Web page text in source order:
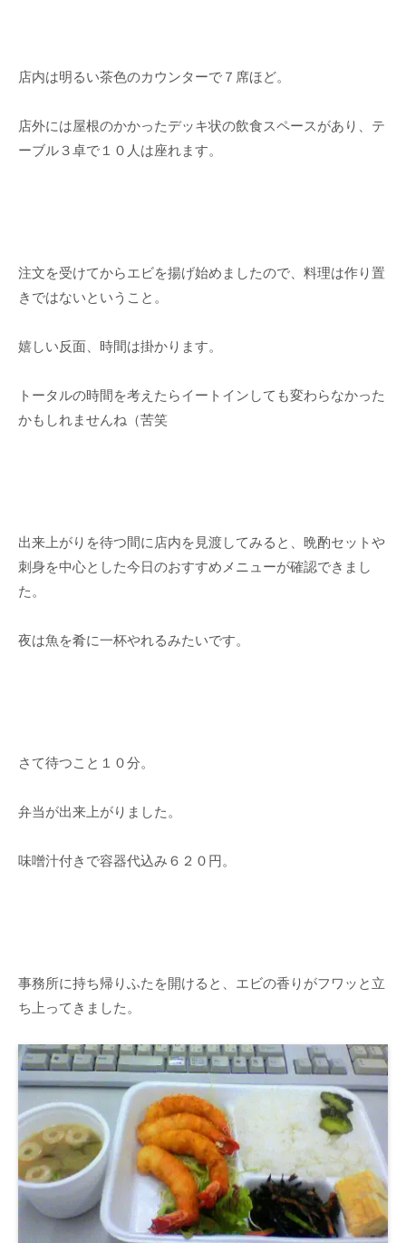
店内は明るい茶色のカウンターで７席ほど。
店外には屋根のかかったデッキ状の飲食スペースがあり、テ
ーブル３卓で１０人は座れます。
注文を受けてからエビを揚げ始めましたので、料理は作り置
きではないということ。
嬉しい反面、時間は掛かります。
トータルの時間を考えたらイートインしても変わらなかった
かもしれませんね（苦笑
出来上がりを待つ間に店内を見渡してみると、晩酌セットや
刺身を中心とした今日のおすすめメニューが確認できまし
た。
夜は魚を肴に一杯やれるみたいです。
さて待つこと１０分。
弁当が出来上がりました。
味噌汁付きで容器代込み６２０円。
事務所に持ち帰りふたを開けると、エビの香りがフワッと立
ち上ってきました。